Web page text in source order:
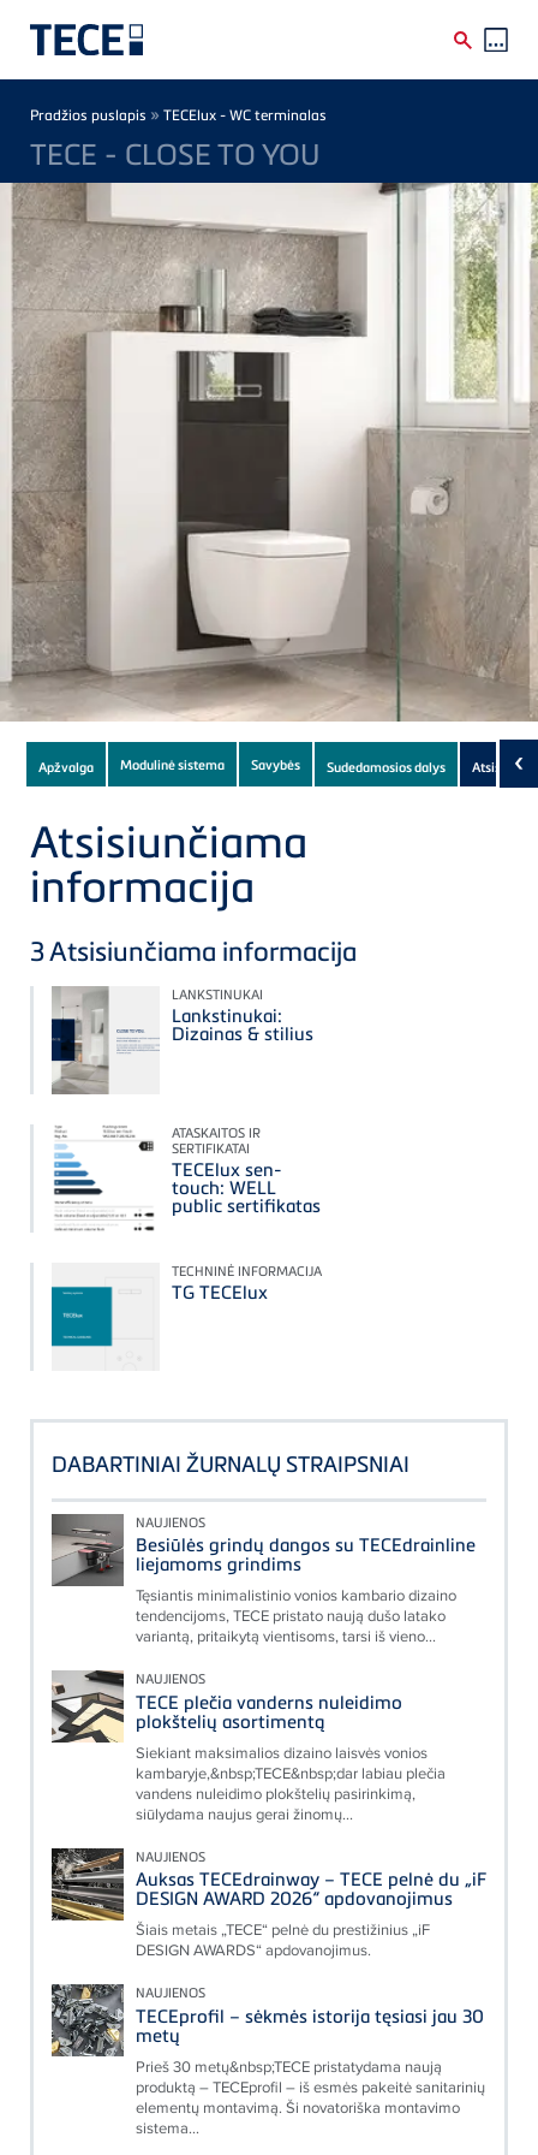
Breadcrumb
Pradžios puslapis » TECElux - WC terminalas
TECE - CLOSE TO YOU
Subnavigation
of
current
Product
Apžvalga Modulinė sistema Savybės Sudedamosios dalys ‹
Atsisiunčiama
informacija
3Atsisiunčiama informacija
LANKSTINUKAI
Lankstinukai:
Dizainas & stilius
ATASKAITOS IR
SERTIFIKATAI
TECElux sen-
touch: WELL
public sertifikatas
TECHNINĖ INFORMACIJA
TG TECElux
DABARTINIAI ŽURNALŲ STRAIPSNIAI
NAUJIENOS
Besiūlės grindų dangos su TECEdrainline
liejamoms grindims
Tęsiantis minimalistinio vonios kambario dizaino
tendencijoms, TECE pristato naują dušo latako
variantą, pritaikytą vientisoms, tarsi iš vieno...
NAUJIENOS
TECE plečia vanderns nuleidimo
plokštelių asortimentą
Siekiant maksimalios dizaino laisvės vonios
kambaryje,&nbsp;TECE&nbsp;dar labiau plečia
vandens nuleidimo plokštelių pasirinkimą,
siūlydama naujus gerai žinomų...
NAUJIENOS
Auksas TECEdrainway – TECE pelnė du „iF
DESIGN AWARD 2026“ apdovanojimus
Šiais metais „TECE“ pelnė du prestižinius „iF
DESIGN AWARDS“ apdovanojimus.
NAUJIENOS
TECEprofil – sėkmės istorija tęsiasi jau 30
metų
Prieš 30 metų&nbsp;TECE pristatydama naują
produktą – TECEprofil – iš esmės pakeitė sanitarinių
elementų montavimą. Ši novatoriška montavimo
sistema...